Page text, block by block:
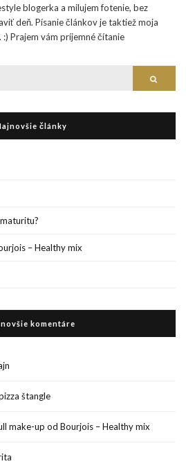
blogerka a milujem fotenie, bez
deň. Písanie článkov je taktiež moja
Prajem vám príjemné čítanie
články
– Healthy mix
komentáre
štangle
make-up od Bourjois – Healthy mix